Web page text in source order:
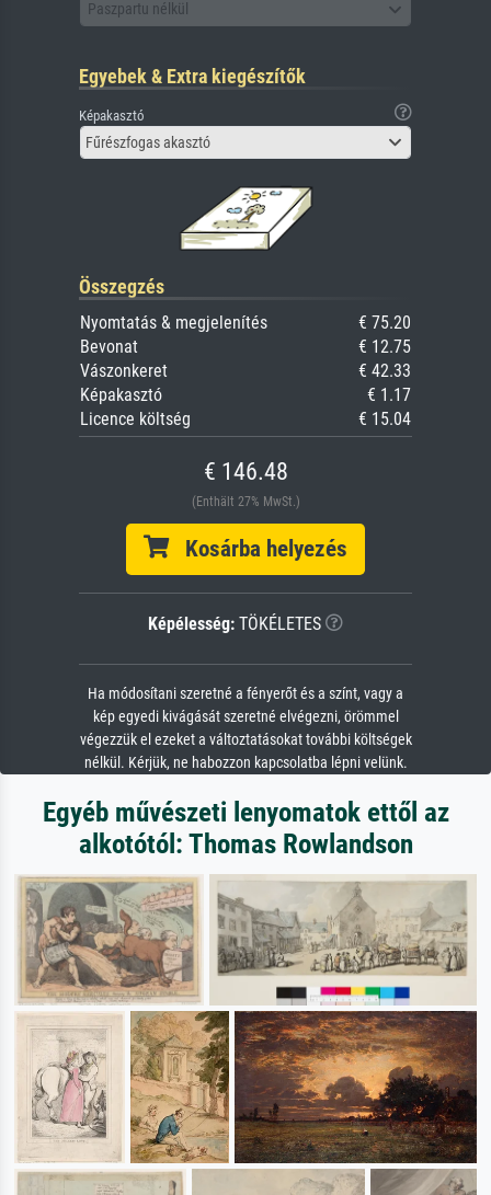
Paszpartu nélkül
Egyebek & Extra kiegészítők
Képakasztó
Fűrészfogas akasztó
Összegzés
Nyomtatás & megjelenítés
€ 75.20
Bevonat
€ 12.75
Vászonkeret
€ 42.33
Képakasztó
€ 1.17
Licence költség
€ 15.04
€ 146.48
(Enthält 27% MwSt.)
Kosárba helyezés
Képélesség: TÖKÉLETES
Ha módosítani szeretné a fényerőt és a színt, vagy a
kép egyedi kivágását szeretné elvégezni, örömmel
végezzük el ezeket a változtatásokat további költségek
nélkül. Kérjük, ne habozzon kapcsolatba lépni velünk.
Egyéb művészeti lenyomatok ettől az
alkotótól: Thomas Rowlandson